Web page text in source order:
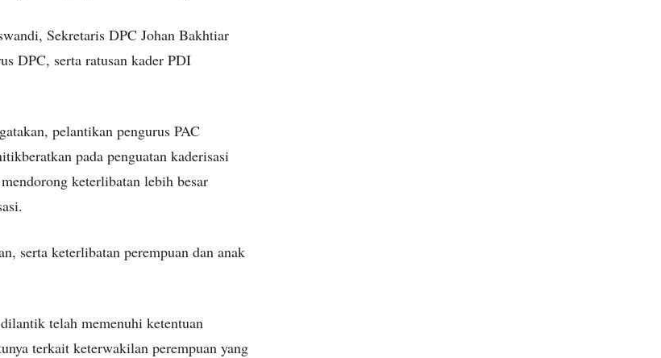
Sekretaris DPC Johan Bakhtiar
DPC, serta ratusan kader PDI
pelantikan pengurus PAC
pada penguatan kaderisasi
keterlibatan lebih besar
serta keterlibatan perempuan dan anak
telah memenuhi ketentuan
terkait keterwakilan perempuan yang